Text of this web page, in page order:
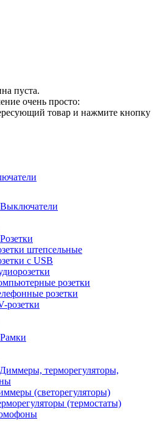
пуста.
очень просто:
товар и нажмите кнопку
Выключатели
Розетки
штепсельные
с USB
розетки
розетки
розетки
Рамки
Диммеры, терморегуляторы,
(светорегуляторы)
(термостаты)